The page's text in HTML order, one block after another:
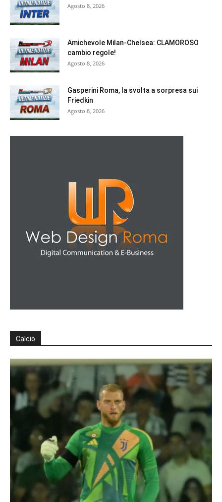
Agosto 8, 2026
Amichevole Milan-Chelsea: CLAMOROSO
cambio regole!
Agosto 8, 2026
Gasperini Roma, la svolta a sorpresa sui
Friedkin
Agosto 8, 2026
Calcio